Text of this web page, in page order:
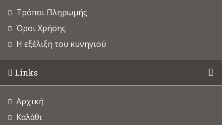
Τρόποι Πληρωμής
Όροι Χρήσης
Η εξέλιξη του κυνηγιού
Links
Αρχική
Καλάθι